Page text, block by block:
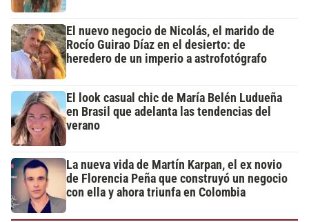
El nuevo negocio de Nicolás, el marido de
Rocío Guirao Díaz en el desierto: de
heredero de un imperio a astrofotógrafo
El look casual chic de María Belén Ludueña
en Brasil que adelanta las tendencias del
verano
La nueva vida de Martín Karpan, el ex novio
de Florencia Peña que construyó un negocio
con ella y ahora triunfa en Colombia